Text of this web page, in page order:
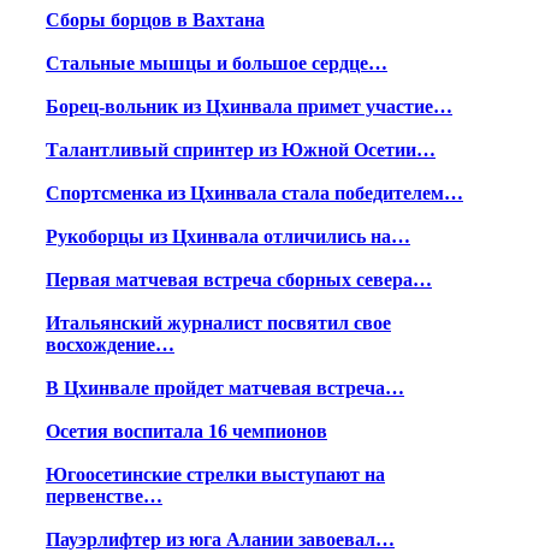
Сборы борцов в Вахтана
Стальные мышцы и большое сердце…
Борец-вольник из Цхинвала примет участие…
Талантливый спринтер из Южной Осетии…
Спортсменка из Цхинвала стала победителем…
Рукоборцы из Цхинвала отличились на…
Первая матчевая встреча сборных севера…
Итальянский журналист посвятил свое
восхождение…
В Цхинвале пройдет матчевая встреча…
Осетия воспитала 16 чемпионов
Югоосетинские стрелки выступают на
первенстве…
Пауэрлифтер из юга Алании завоевал…